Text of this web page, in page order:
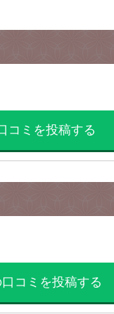
コミを投稿する
コミを投稿する